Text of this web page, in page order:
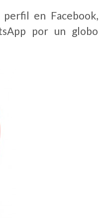
en Facebook,
por un globo